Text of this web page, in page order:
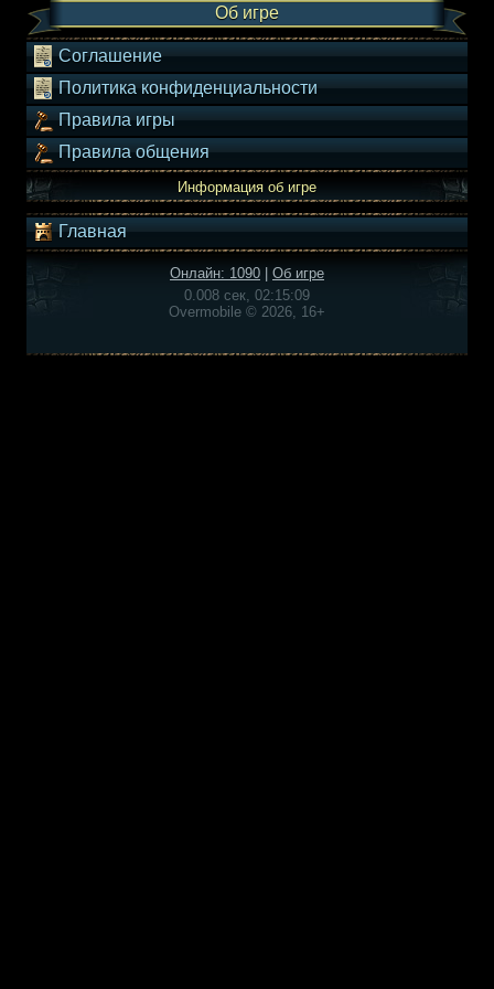
Об игре
Соглашение
Политика конфиденциальности
Правила игры
Правила общения
Информация об игре
Главная
Онлайн: 1090
Об игре
0.008 сек, 02:15:09
Overmobile © 2026, 16+